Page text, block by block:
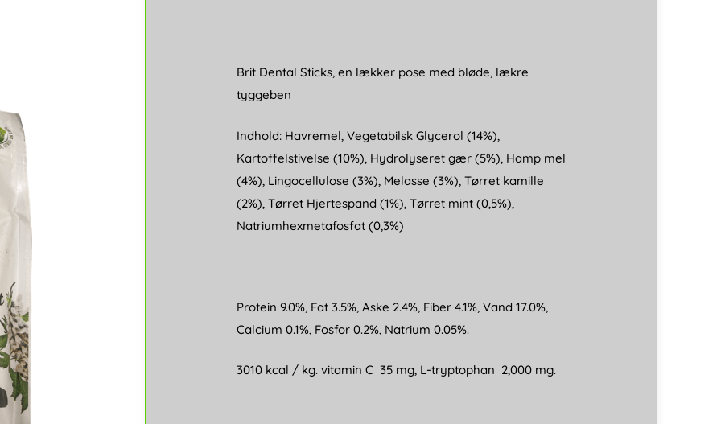
Brit Dental Sticks, en lækker pose med bløde, lækre
tyggeben
Indhold: Havremel, Vegetabilsk Glycerol (14%),
Kartoffelstivelse (10%), Hydrolyseret gær (5%), Hamp mel
(4%), Lingocellulose (3%), Melasse (3%), Tørret kamille
(2%), Tørret Hjertespand (1%), Tørret mint (0,5%),
Natriumhexmetafosfat (0,3%)
Protein 9.0%, Fat 3.5%, Aske 2.4%, Fiber 4.1%, Vand 17.0%,
Calcium 0.1%, Fosfor 0.2%, Natrium 0.05%. ​
3010 kcal / kg. vitamin C 35 mg, L-tryptophan 2,000 mg.​